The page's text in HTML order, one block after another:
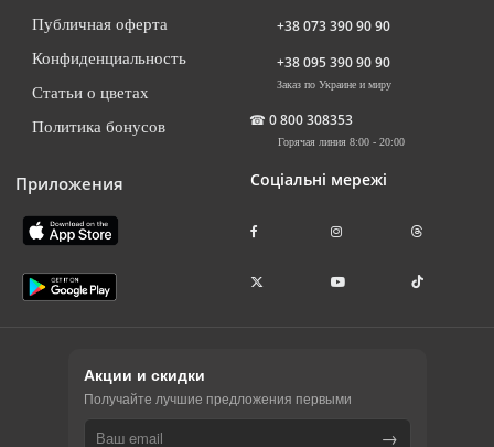
Публичная оферта
Конфиденциальность
Статьи о цветах
Политика бонусов
Приложения
+38 073 390 90 90
+38 095 390 90 90
Заказ по Украине и миру
☎ 0 800 308353
Горячая линия 8:00 - 20:00
Соціальні мережі
Акции и скидки
Получайте лучшие предложения первыми
→